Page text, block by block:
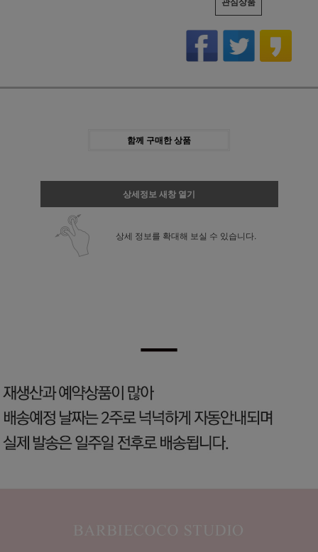
함께 구매한 상품
상세정보 새창 열기
상세 정보를 확대해 보실 수 있습니다.